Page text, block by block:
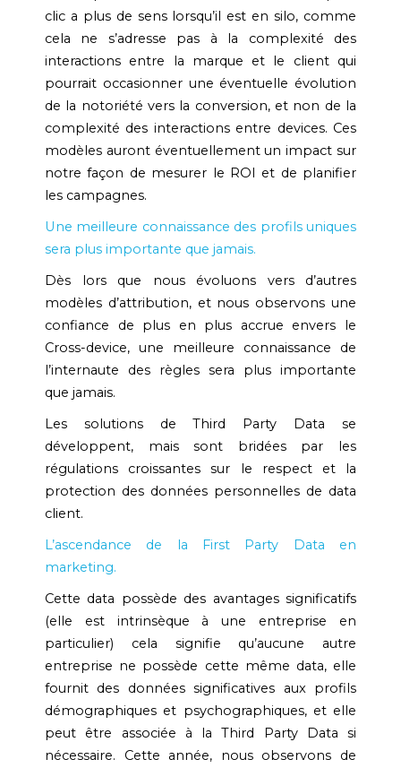
clic a plus de sens lorsqu’il est en silo, comme
cela ne s’adresse pas à la complexité des
interactions entre la marque et le client qui
pourrait occasionner une éventuelle évolution
de la notoriété vers la conversion, et non de la
complexité des interactions entre devices. Ces
modèles auront éventuellement un impact sur
notre façon de mesurer le ROI et de planifier
les campagnes.
Une meilleure connaissance des profils uniques
sera plus importante que jamais.
Dès lors que nous évoluons vers d’autres
modèles d’attribution, et nous observons une
confiance de plus en plus accrue envers le
Cross-device, une meilleure connaissance de
l’internaute des règles sera plus importante
que jamais.
Les solutions de Third Party Data se
développent, mais sont bridées par les
régulations croissantes sur le respect et la
protection des données personnelles de data
client.
L’ascendance de la First Party Data en
marketing.
Cette data possède des avantages significatifs
(elle est intrinsèque à une entreprise en
particulier) cela signifie qu’aucune autre
entreprise ne possède cette même data, elle
fournit des données significatives aux profils
démographiques et psychographiques, et elle
peut être associée à la Third Party Data si
nécessaire. Cette année, nous observons de